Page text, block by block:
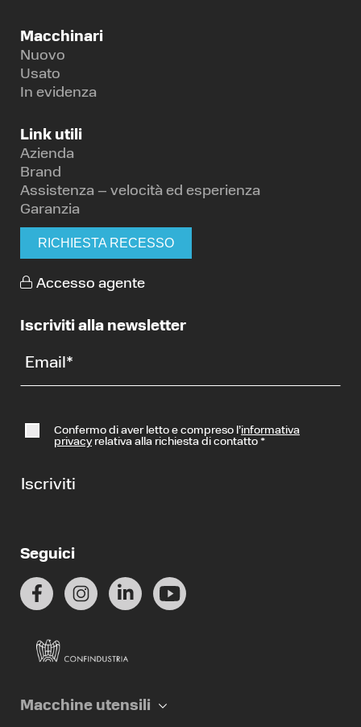
Macchinari
Nuovo
Usato
In evidenza
Link utili
Azienda
Brand
Assistenza – velocità ed esperienza
Garanzia
RICHIESTA RECESSO
Accesso agente
Iscriviti alla newsletter
Email *
Confermo di aver letto e compreso l’informativa
privacyrelativa alla richiesta di contatto *
Iscriviti
Seguici
Macchine utensili